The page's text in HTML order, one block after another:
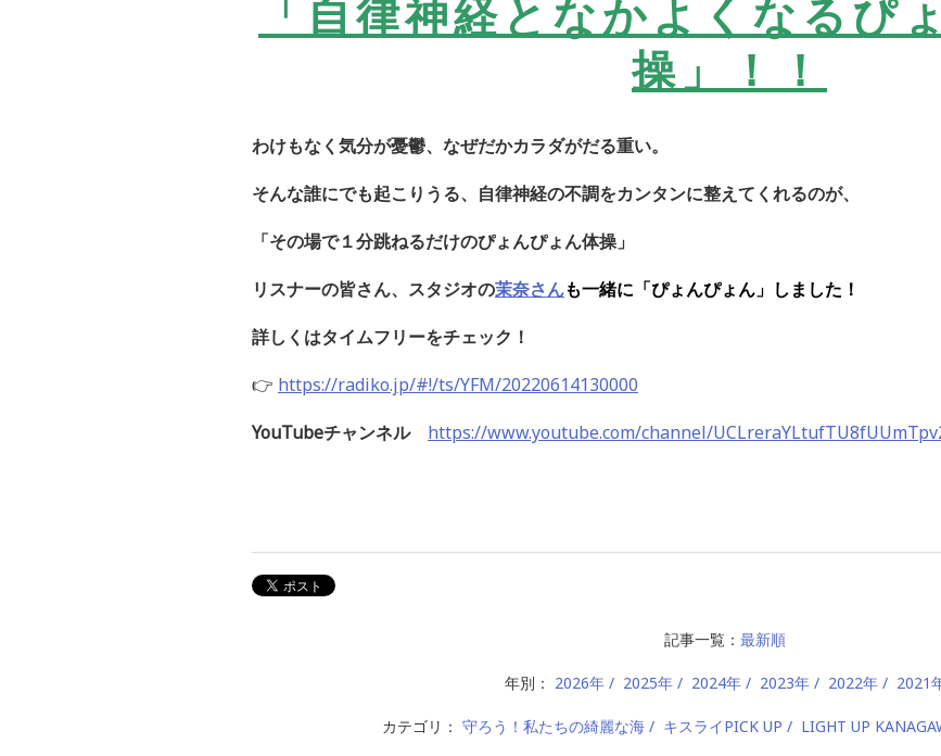
「自律神経となかよくなる ぴ
操」！！
わけもなく気分が憂鬱、なぜだかカラダがだる重い。
そんな誰にでも起こりうる、自律神経の不調をカンタンに整えてくれるのが、
「その場で１分跳ねるだけのぴょんぴょん体操」
リスナーの皆さん、スタジオの茉奈さんも一緒に「ぴょんぴょん」しました！
詳しくはタイムフリーをチェック！
👉 https://radiko.jp/#!/ts/YFM/20220614130000
YouTubeチャンネル
https://www.youtube.com/channel/
記事一覧： 最新順
年別： 2026年 2025年 2024年 2023年 2022年 2021
カテゴリ： 守ろう！私たちの綺麗な海 キスライPICK UP LIGHT UP